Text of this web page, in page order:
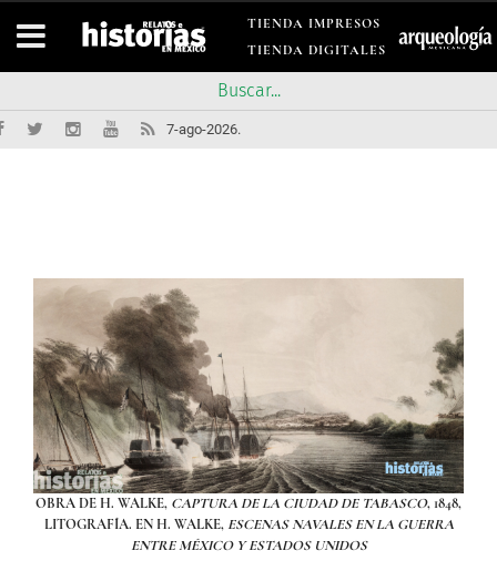
TIENDA IMPRESOS
TIENDA DIGITALES
7-ago-2026.
OBRA DE H. WALKE, CAPTURA DE LA CIUDAD DE TABASCO, 1848,
LITOGRAFÍA. EN H. WALKE, ESCENAS NAVALES EN LA GUERRA
ENTRE MÉXICO Y ESTADOS UNIDOS